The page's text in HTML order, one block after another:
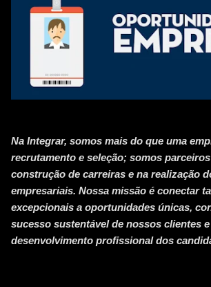
Na Integrar, somos mais do que uma
recrutamento e seleção; somos
construção de carreiras e na realização
empresariais. Nossa missão é conectar
excepcionais a oportunidades únicas,
sucesso sustentável de nossos clientes
desenvolvimento profissional dos